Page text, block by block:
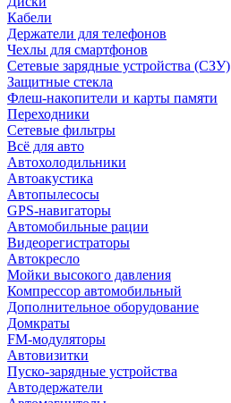
Кабели
Держатели для телефонов
Чехлы для смартфонов
Сетевые зарядные устройства (СЗУ)
Защитные стекла
Флеш-накопители и карты памяти
Переходники
Сетевые фильтры
Всё для авто
Автохолодильники
Автоакустика
Автопылесосы
GPS-навигаторы
Автомобильные рации
Видеорегистраторы
Автокресло
Мойки высокого давления
Компрессор автомобильный
Дополнительное оборудование
Домкраты
FM-модуляторы
Автовизитки
Пуско-зарядные устройства
Автодержатели